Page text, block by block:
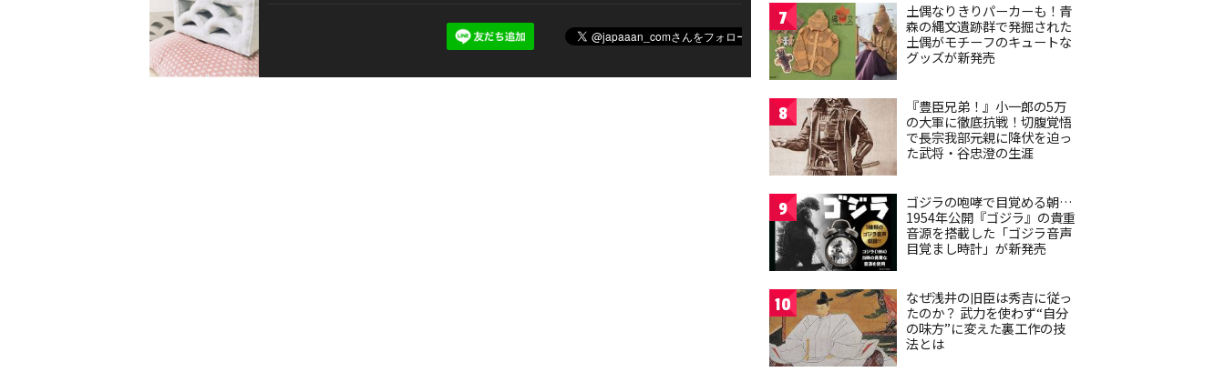
7
土偶なりきりパーカーも！青
森の縄文遺跡群で発掘された
土偶がモチーフのキュートな
グッズが新発売
8
『豊臣兄弟！』小一郎の5万
の大軍に徹底抗戦！切腹覚悟
で長宗我部元親に降伏を迫っ
た武将・谷忠澄の生涯
9
ゴジラの咆哮で目覚める朝…
1954年公開『ゴジラ』の貴重
音源を搭載した「ゴジラ音声
目覚まし時計」が新発売
10
なぜ浅井の旧臣は秀吉に従っ
たのか？ 武力を使わず“自分
の味方”に変えた裏工作の技
法とは